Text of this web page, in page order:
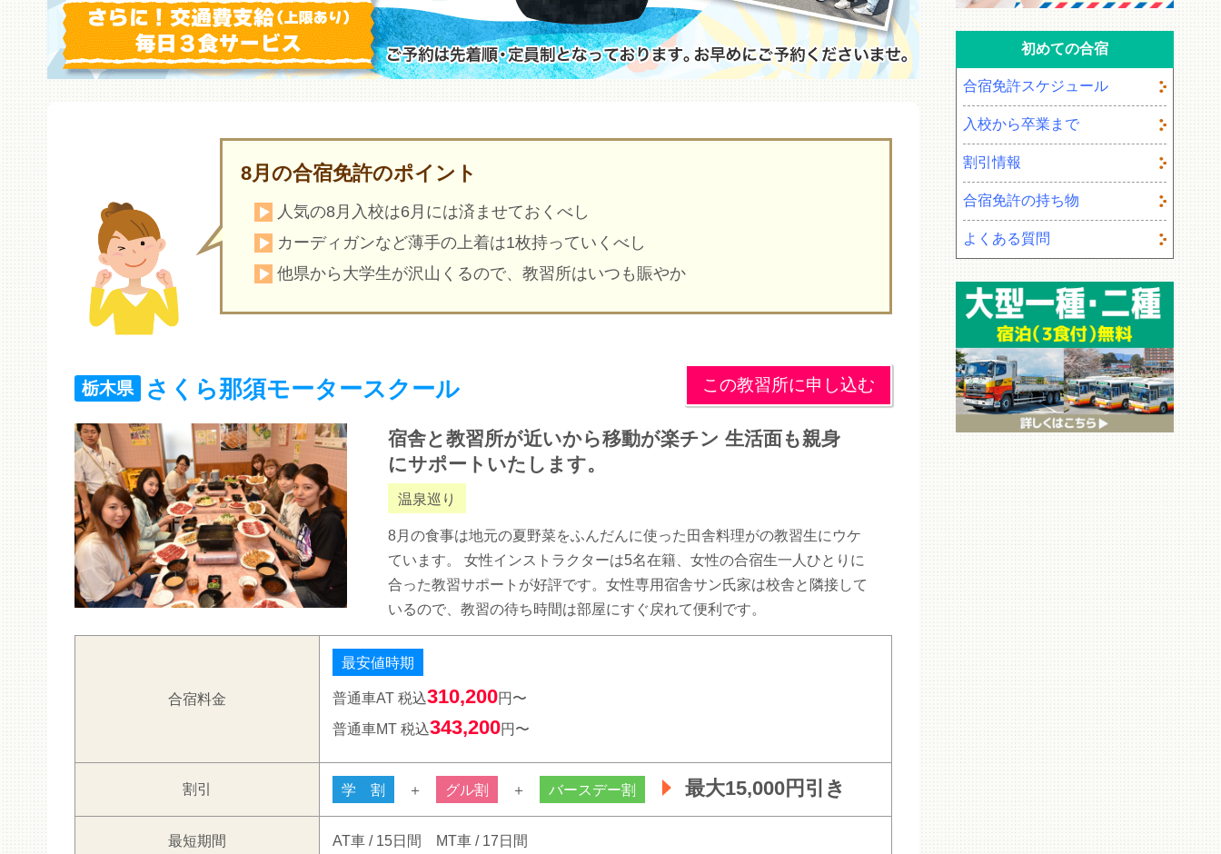
8月の合宿免許のポイント
人気の8月入校は6月には済ませておくべし
カーディガンなど薄手の上着は1枚持っていくべし
他県から大学生が沢山くるので、教習所はいつも賑やか
栃木県 さくら那須モータースクール
宿舎と教習所が近いから移動が楽チン 生活面も親身
にサポートいたします。
温泉巡り
8月の食事は地元の夏野菜をふんだんに使った田舎料理がの教習生にウケ
ています。 女性インストラクターは5名在籍、女性の合宿生一人ひとりに
合った教習サポートが好評です。女性専用宿舎サン氏家は校舎と隣接して
いるので、教習の待ち時間は部屋にすぐ戻れて便利です。
この教習所に申し込む
合宿料金
最安値時期
普通車AT 税込310,200円〜
普通車MT 税込343,200円〜
割引 学 割 ＋ グル割 ＋ バースデー割 最大15,000円引き
最短期間 AT車 / 15日間 MT車 / 17日間
初めての合宿
合宿免許スケジュール
入校から卒業まで
割引情報
合宿免許の持ち物
よくある質問